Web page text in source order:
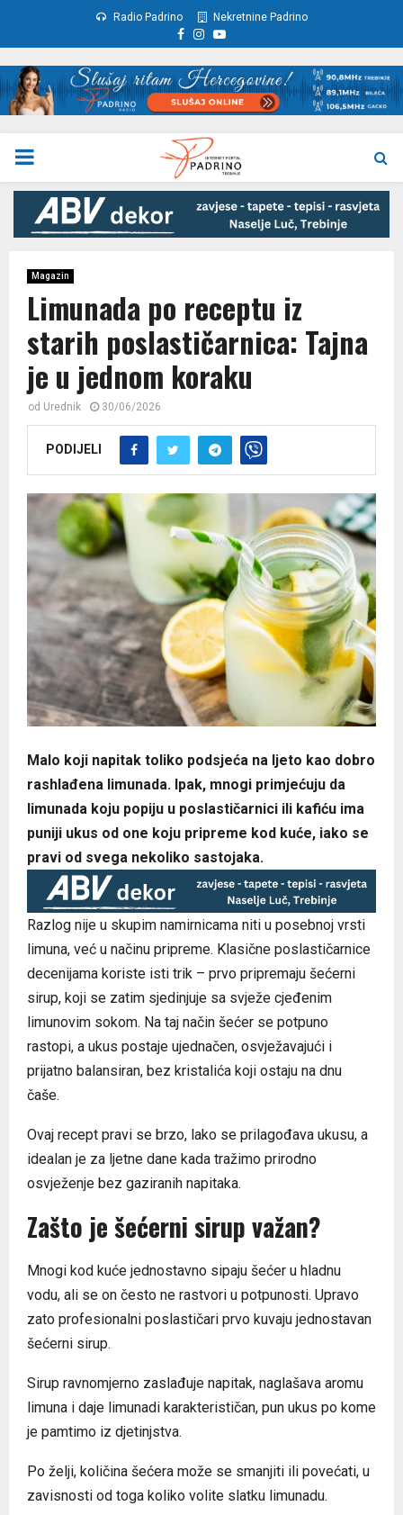
Radio Padrino Nekretnine Padrino
Facebook
Instagram
Youtube
PRIMARY
MENU
Magazin
Limunada po receptu iz
starih poslastičarnica: Tajna
je u jednom koraku
od Urednik 30/06/2026
PODIJELI
Malo koji napitak toliko podsjeća na ljeto kao dobro
rashlađena limunada. Ipak, mnogi primjećuju da
limunada koju popiju u poslastičarnici ili kafiću ima
puniji ukus od one koju pripreme kod kuće, iako se
pravi od svega nekoliko sastojaka.
Razlog nije u skupim namirnicama niti u posebnoj vrsti
limuna, već u načinu pripreme. Klasične poslastičarnice
decenijama koriste isti trik – prvo pripremaju šećerni
sirup, koji se zatim sjedinjuje sa svježe cjeđenim
limunovim sokom. Na taj način šećer se potpuno
rastopi, a ukus postaje ujednačen, osvježavajući i
prijatno balansiran, bez kristalića koji ostaju na dnu
čaše.
Ovaj recept pravi se brzo, lako se prilagođava ukusu, a
idealan je za ljetne dane kada tražimo prirodno
osvježenje bez gaziranih napitaka.
Zašto je šećerni sirup važan?
Mnogi kod kuće jednostavno sipaju šećer u hladnu
vodu, ali se on često ne rastvori u potpunosti. Upravo
zato profesionalni poslastičari prvo kuvaju jednostavan
šećerni sirup.
Sirup ravnomjerno zaslađuje napitak, naglašava aromu
limuna i daje limunadi karakterističan, pun ukus po kome
je pamtimo iz djetinjstva.
Po želji, količina šećera može se smanjiti ili povećati, u
zavisnosti od toga koliko volite slatku limunadu.